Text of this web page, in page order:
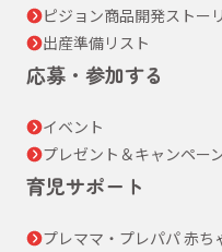
ピジョン商品開発ストー
出産準備リスト
応募・参加する
イベント
プレゼント＆キャンペー
育児サポート
プレママ・プレパパ 赤ち